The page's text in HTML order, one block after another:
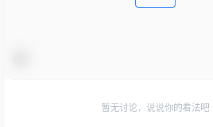
暂无讨论，说说你的看法吧